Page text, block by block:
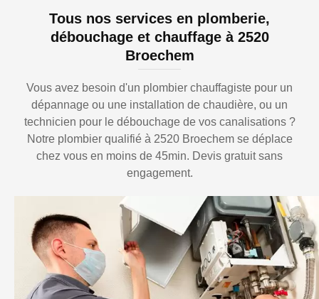
Tous nos services en plomberie,
débouchage et chauffage à 2520
Broechem
Vous avez besoin d'un plombier chauffagiste pour un
dépannage ou une installation de chaudière, ou un
technicien pour le débouchage de vos canalisations ?
Notre plombier qualifié à 2520 Broechem se déplace
chez vous en moins de 45min. Devis gratuit sans
engagement.